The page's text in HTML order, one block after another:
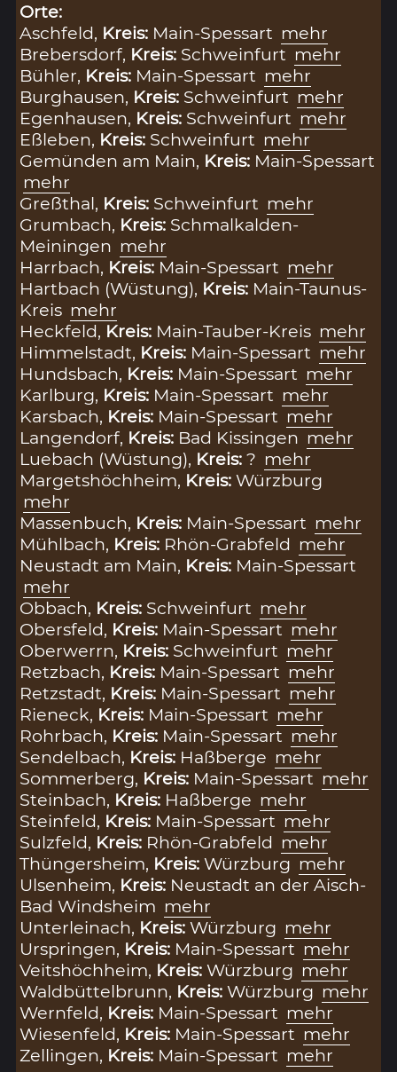
Orte:
Aschfeld, Kreis: Main-Spessart mehr
Brebersdorf, Kreis: Schweinfurt mehr
Bühler, Kreis: Main-Spessart mehr
Burghausen, Kreis: Schweinfurt mehr
Egenhausen, Kreis: Schweinfurt mehr
Eßleben, Kreis: Schweinfurt mehr
Gemünden am Main, Kreis: Main-Spessart
mehr
Greßthal, Kreis: Schweinfurt mehr
Grumbach, Kreis: Schmalkalden-
Meiningen mehr
Harrbach, Kreis: Main-Spessart mehr
Hartbach (Wüstung), Kreis: Main-Taunus-
Kreis mehr
Heckfeld, Kreis: Main-Tauber-Kreis mehr
Himmelstadt, Kreis: Main-Spessart mehr
Hundsbach, Kreis: Main-Spessart mehr
Karlburg, Kreis: Main-Spessart mehr
Karsbach, Kreis: Main-Spessart mehr
Langendorf, Kreis: Bad Kissingen mehr
Luebach (Wüstung), Kreis:? mehr
Margetshöchheim, Kreis:Würzburg
mehr
Massenbuch, Kreis: Main-Spessart mehr
Mühlbach, Kreis: Rhön-Grabfeld mehr
Neustadt am Main, Kreis: Main-Spessart
mehr
Obbach, Kreis: Schweinfurt mehr
Obersfeld, Kreis: Main-Spessart mehr
Oberwerrn, Kreis: Schweinfurt mehr
Retzbach, Kreis: Main-Spessart mehr
Retzstadt, Kreis: Main-Spessart mehr
Rieneck, Kreis: Main-Spessart mehr
Rohrbach, Kreis: Main-Spessart mehr
Sendelbach, Kreis: Haßberge mehr
Sommerberg, Kreis: Main-Spessart mehr
Steinbach, Kreis: Haßberge mehr
Steinfeld, Kreis: Main-Spessart mehr
Sulzfeld, Kreis: Rhön-Grabfeld mehr
Thüngersheim, Kreis:Würzburg mehr
Ulsenheim, Kreis: Neustadt an der Aisch-
Bad Windsheim mehr
Unterleinach, Kreis:Würzburg mehr
Urspringen, Kreis: Main-Spessart mehr
Veitshöchheim, Kreis:Würzburg mehr
Waldbüttelbrunn, Kreis:Würzburg mehr
Wernfeld, Kreis: Main-Spessart mehr
Wiesenfeld, Kreis: Main-Spessart mehr
Zellingen, Kreis: Main-Spessart mehr